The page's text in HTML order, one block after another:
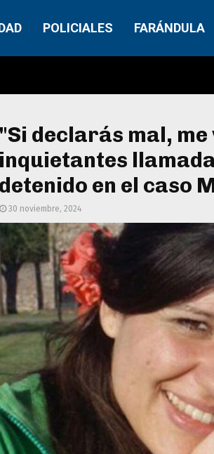
POLICIALES FARÁNDULA
"Si declarás mal,
inquietantes
detenido en el caso
30 noviembre, 2024